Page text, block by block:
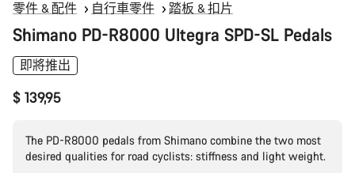
零件 & 配件 自行車零件 踏板 & 扣片
Shimano PD-R8000 Ultegra SPD-SL Pedals
即將推出
$ 139,95
The PD-R8000 pedals from Shimano combine the two most
desired qualities for road cyclists: stiffness and light weight.